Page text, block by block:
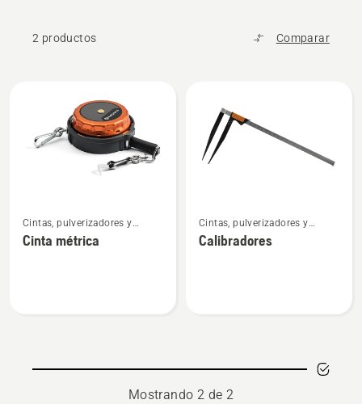
2 productos Comparar
productos
más
detalles
Cintas, pulverizadores y
marcadores
Cinta métrica
más
detalles
Cintas, pulverizadores y
marcadores
Calibradores
Mostrando 2 de 2